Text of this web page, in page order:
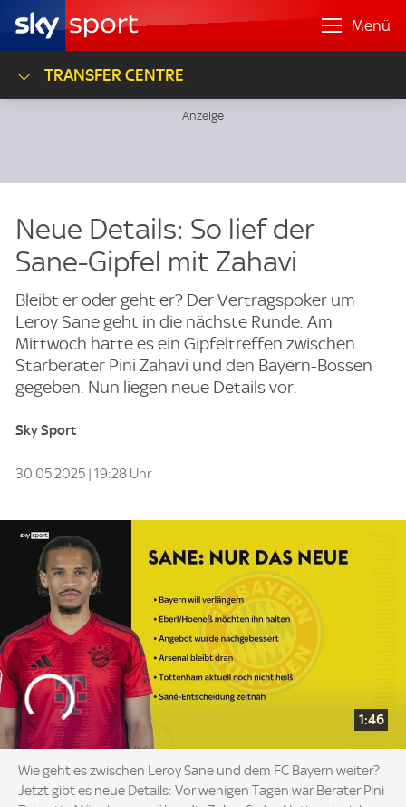
Menü
TRANSFER CENTRE
Neue Details: So lief der
Sane-Gipfel mit Zahavi
Bleibt er oder geht er? Der Vertragspoker um
Leroy Sane geht in die nächste Runde. Am
Mittwoch hatte es ein Gipfeltreffen zwischen
Starberater Pini Zahavi und den Bayern-Bossen
gegeben. Nun liegen neue Details vor.
Sky Sport
30.05.2025 | 19:28 Uhr
1:46
Wie geht es zwischen Leroy Sane und dem FC Bayern weiter?
Jetzt gibt es neue Details: Vor wenigen Tagen war Berater Pini